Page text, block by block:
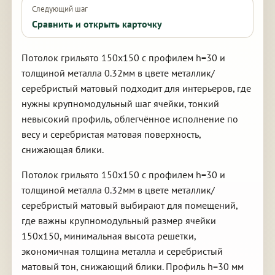
Следующий шаг
Сравнить и открыть карточку
Потолок грильято 150х150 с профилем h=30 и
толщиной металла 0.32мм в цвете металлик/
серебристый матовый подходит для интерьеров, где
нужны крупномодульный шаг ячейки, тонкий
невысокий профиль, облегчённое исполнение по
весу и серебристая матовая поверхность,
снижающая блики.
Потолок грильято 150х150 с профилем h=30 и
толщиной металла 0.32мм в цвете металлик/
серебристый матовый выбирают для помещений,
где важны крупномодульный размер ячейки
150х150, минимальная высота решетки,
экономичная толщина металла и серебристый
матовый тон, снижающий блики. Профиль h=30 мм